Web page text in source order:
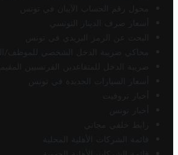
محول رقم الحساب الآيبان في تونس
أسعار صرف الدينار التونسي
البحث عن الرمز البريدي في تونس
محاكي ضريبة الدخل الشخصي للموظف/
ضريبة الدخل للمتقاعدين الفرنسيين
أسعار السيارات الجديدة في تونس
أخبار تروفيت
أخبار تونس
رابط خلفي مجاني
قائمة الشركات الأهلية المحلية